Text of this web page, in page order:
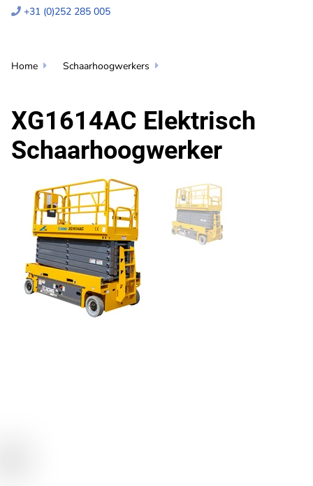
 +31 (0)252 285 005
Home  Schaarhoogwerkers 
XG1614AC Elektrisch
Schaarhoogwerker